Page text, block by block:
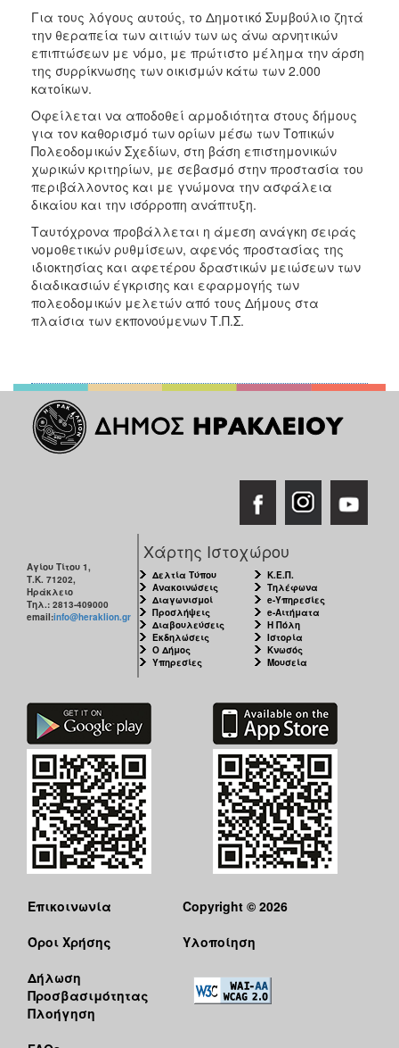
Για τους λόγους αυτούς, το Δημοτικό Συμβούλιο ζητά
την θεραπεία των αιτιών των ως άνω αρνητικών
επιπτώσεων με νόμο, με πρώτιστο μέλημα την άρση
της συρρίκνωσης των οικισμών κάτω των 2.000
κατοίκων.
Οφείλεται να αποδοθεί αρμοδιότητα στους δήμους
για τον καθορισμό των ορίων μέσω των Τοπικών
Πολεοδομικών Σχεδίων, στη βάση επιστημονικών
χωρικών κριτηρίων, με σεβασμό στην προστασία του
περιβάλλοντος και με γνώμονα την ασφάλεια
δικαίου και την ισόρροπη ανάπτυξη.
Ταυτόχρονα προβάλλεται η άμεση ανάγκη σειράς
νομοθετικών ρυθμίσεων, αφενός προστασίας της
ιδιοκτησίας και αφετέρου δραστικών μειώσεων των
διαδικασιών έγκρισης και εφαρμογής των
πολεοδομικών μελετών από τους Δήμους στα
πλαίσια των εκπονούμενων Τ.Π.Σ.
Αγίου Τίτου 1,
Τ.Κ. 71202,
Ηράκλειο
Τηλ.: 2813-409000
email:info@heraklion.gr
Χάρτης Ιστοχώρου
Δελτία Τύπου
Ανακοινώσεις
Διαγωνισμοί
Προσλήψεις
Διαβουλεύσεις
Εκδηλώσεις
Ο Δήμος
Υπηρεσίες
Κ.Ε.Π.
Τηλέφωνα
e-Υπηρεσίες
e-Αιτήματα
Η Πόλη
Ιστορία
Κνωσός
Μουσεία
Επικοινωνία
Όροι Χρήσης
Δήλωση
Προσβασιμότητας
Πλοήγηση
Copyright © 2026
Υλοποίηση